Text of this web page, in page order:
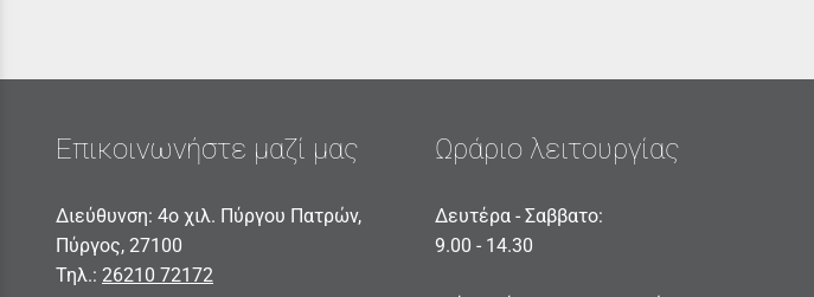
Επικοινωνήστε μαζί μας
Διεύθυνση: 4ο χιλ. Πύργου Πατρών,
Πύργος, 27100
Τηλ.: 26210 72172
Ωράριο λειτουργίας
Δευτέρα - Σαββατο:
9.00 - 14.30